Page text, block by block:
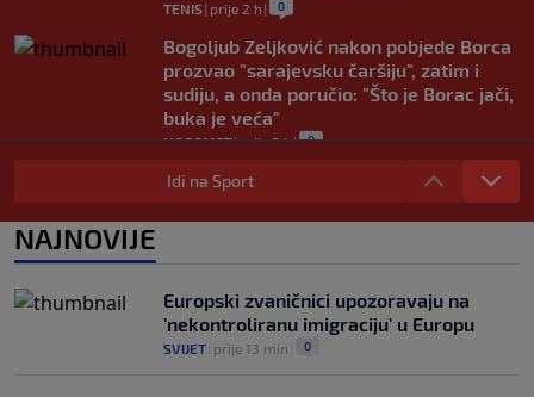
TENIS| prije 2 h | 0
Bogoljub Zeljković nakon pobjede Borca
prozvao "sarajevsku čaršiju", zatim i
sudiju, a onda poručio: "Što je Borac jači,
buka je veća"
NOGOMET|prije 2 h| 0
Nova kriza potresa FIFA-u: Gianni
Infantino je sada optužen za "obmanu"
0
Juventusa već oduševljene: "Može biti
okosnica tima"
0
Idi na Sport
NAJNOVIJE
Europski zvaničnici upozoravaju na
'nekontroliranu imigraciju' u Europu
SVIJET prije 13 min 0